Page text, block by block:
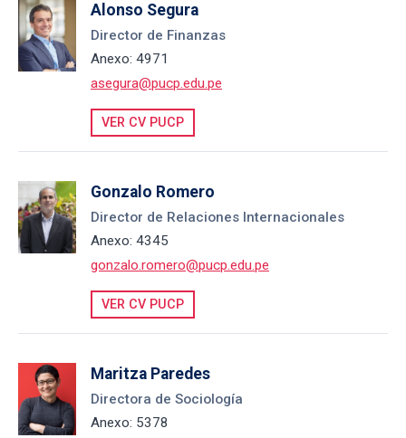
Alonso Segura
Director de Finanzas
Anexo: 4971
asegura@pucp.edu.pe
VER CV PUCP
Gonzalo Romero
Director de Relaciones Internacionales
Anexo: 4345
gonzalo.romero@pucp.edu.pe
VER CV PUCP
Maritza Paredes
Directora de Sociología
Anexo: 5378